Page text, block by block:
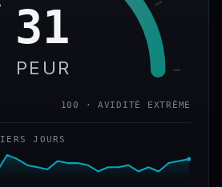
31
PEUR
100 · AVIDITÉ EXTRÊME
JOURS